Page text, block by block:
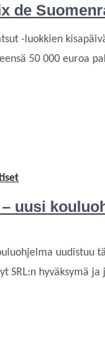
de
-luokkien
50 000 euroa
uusi
uudistuu
SRL:n hyväksymä